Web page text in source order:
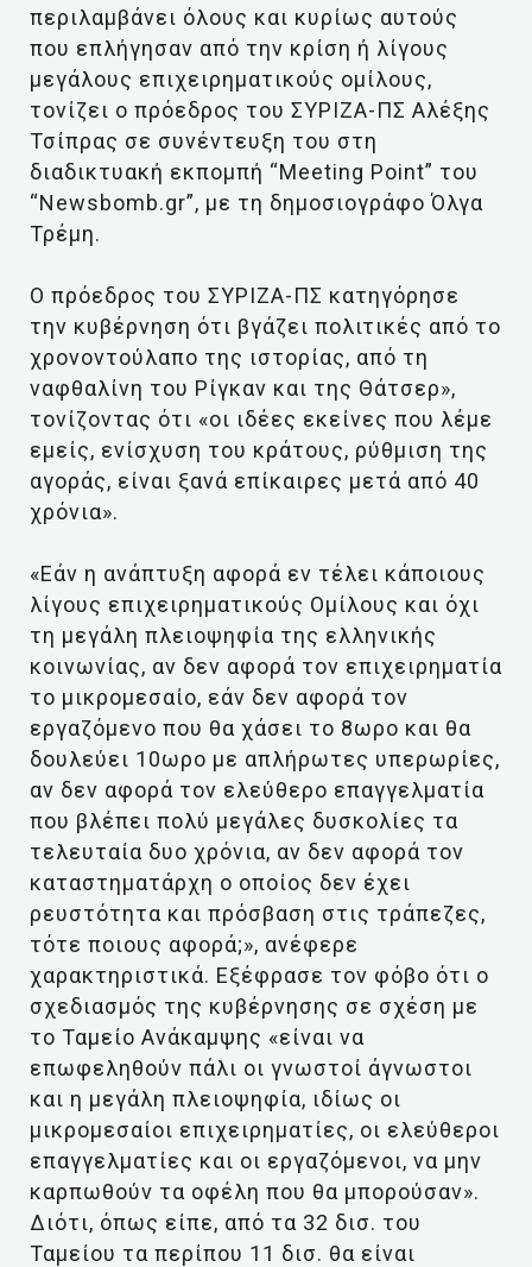
περιλαμβάνει όλους και κυρίως αυτούς
που επλήγησαν από την κρίση ή λίγους
μεγάλους επιχειρηματικούς ομίλους,
τονίζει ο πρόεδρος του ΣΥΡΙΖΑ-ΠΣ Αλέξης
Τσίπρας σε συνέντευξη του στη
διαδικτυακή εκπομπή “Meeting Point” του
“Newsbomb.gr”, με τη δημοσιογράφο Όλγα
Τρέμη.
Ο πρόεδρος του ΣΥΡΙΖΑ-ΠΣ κατηγόρησε
την κυβέρνηση ότι βγάζει πολιτικές από το
χρονοντούλαπο της ιστορίας, από τη
ναφθαλίνη του Ρίγκαν και της Θάτσερ»,
τονίζοντας ότι «οι ιδέες εκείνες που λέμε
εμείς, ενίσχυση του κράτους, ρύθμιση της
αγοράς, είναι ξανά επίκαιρες μετά από 40
χρόνια».
«Εάν η ανάπτυξη αφορά εν τέλει κάποιους
λίγους επιχειρηματικούς Ομίλους και όχι
τη μεγάλη πλειοψηφία της ελληνικής
κοινωνίας, αν δεν αφορά τον επιχειρηματία
το μικρομεσαίο, εάν δεν αφορά τον
εργαζόμενο που θα χάσει το 8ωρο και θα
δουλεύει 10ωρο με απλήρωτες υπερωρίες,
αν δεν αφορά τον ελεύθερο επαγγελματία
που βλέπει πολύ μεγάλες δυσκολίες τα
τελευταία δυο χρόνια, αν δεν αφορά τον
καταστηματάρχη ο οποίος δεν έχει
ρευστότητα και πρόσβαση στις τράπεζες,
τότε ποιους αφορά;», ανέφερε
χαρακτηριστικά. Εξέφρασε τον φόβο ότι ο
σχεδιασμός της κυβέρνησης σε σχέση με
το Ταμείο Ανάκαμψης «είναι να
επωφεληθούν πάλι οι γνωστοί άγνωστοι
και η μεγάλη πλειοψηφία, ιδίως οι
μικρομεσαίοι επιχειρηματίες, οι ελεύθεροι
επαγγελματίες και οι εργαζόμενοι, να μην
καρπωθούν τα οφέλη που θα μπορούσαν».
Διότι, όπως είπε, από τα 32 δισ. του
Ταμείου τα περίπου 11 δισ. θα είναι